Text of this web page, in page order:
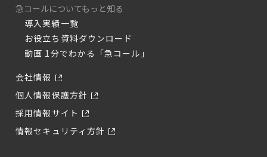
急コールについてもっと知る
導入実績一覧
お役立ち資料ダウンロード
動画 1分でわかる「急コール」
会社情報
個人情報保護方針
採用情報サイト
情報セキュリティ方針